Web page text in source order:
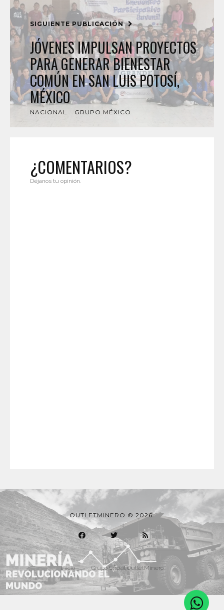
SIGUIENTE PUBLICACIÓN
JÓVENES IMPULSAN PROYECTOS
PARA GENERAR BIENESTAR
COMÚN EN SAN LUIS POTOSÍ,
MÉXICO
NACIONAL GRUPO MÉXICO
¿COMENTARIOS?
Déjanos tu opinión.
OUTLETMINERO © 2026.
Inicio Grupo Oficial OutletMinero